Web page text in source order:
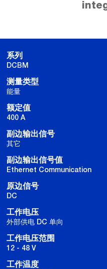
系列
DCBM
测量类型
能量
额定值
400 A
副边输出信号
其它
副边输出信号值
Ethernet Communication
原边信号
DC
工作电压
外部供电 DC 单向
工作电压范围
12 - 48 V
工作温度